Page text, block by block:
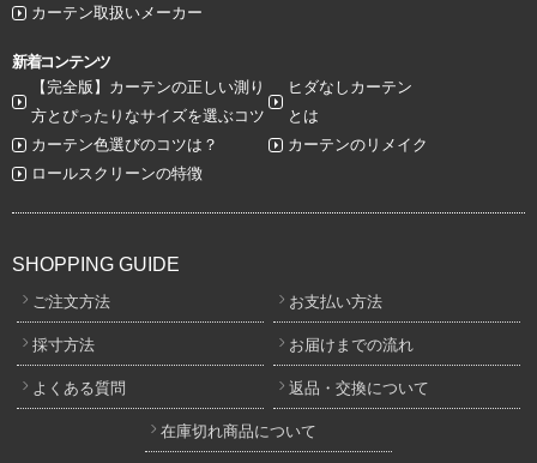
カーテン取扱いメーカー
新着コンテンツ
【完全版】カーテンの正しい測り
方とぴったりなサイズを選ぶコツ
ヒダなしカーテン
とは
カーテン色選びのコツは？
カーテンのリメイク
ロールスクリーンの特徴
SHOPPING GUIDE
ご注文方法 お支払い方法
採寸方法 お届けまでの流れ
よくある質問 返品・交換について
在庫切れ商品について